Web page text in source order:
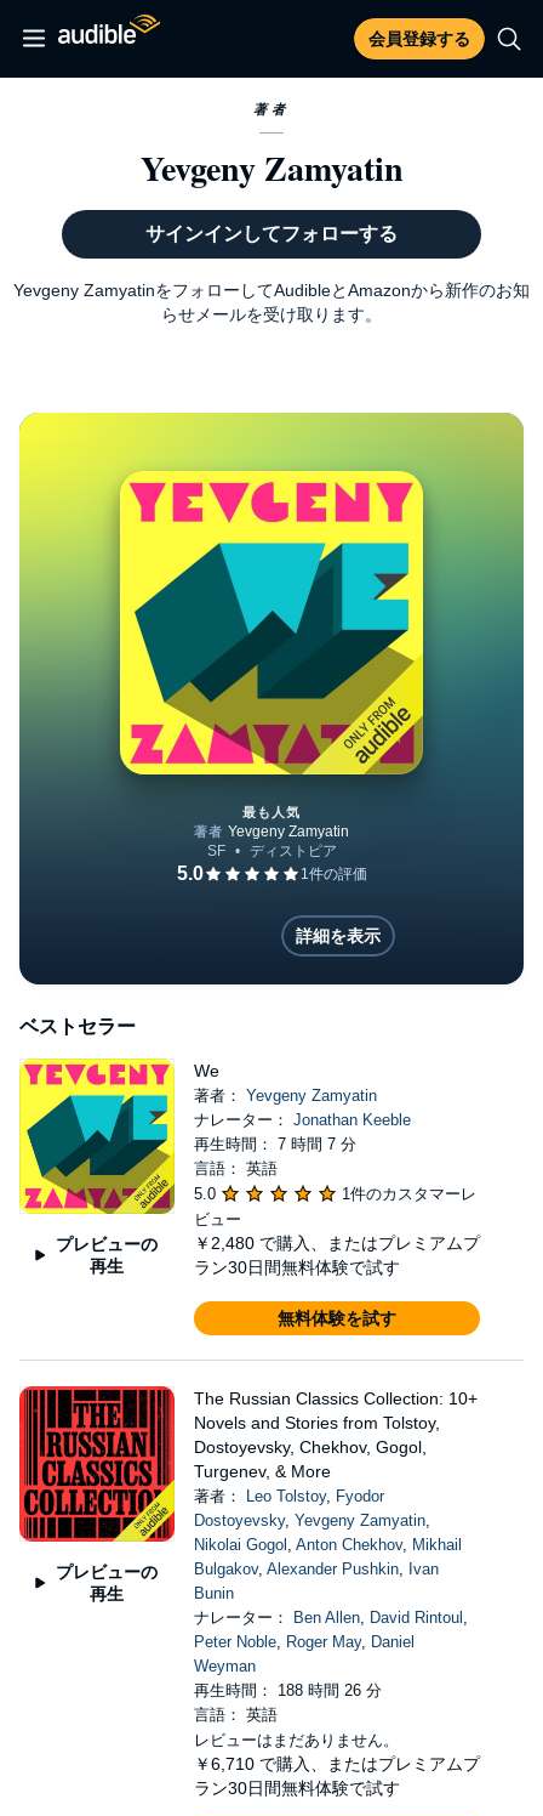
会員登録する
著者
Yevgeny Zamyatin
サインインしてフォローする
Yevgeny ZamyatinをフォローしてAudibleとAmazonから新作のお知
らせメールを受け取ります。
We
最も人気
詳細を表示
ベストセラー
プレビューの
再生
We
著者： Yevgeny Zamyatin
ナレーター： Jonathan Keeble
再生時間： 7 時間 7 分
言語： 英語
5.0
1件のカスタマーレ
ビュー
￥2,480 で購入、またはプレミアムプ
ラン30日間無料体験で試す
無料体験を試す
プレビューの
再生
The Russian Classics Collection: 10+
Novels and Stories from Tolstoy,
Dostoyevsky, Chekhov, Gogol,
Turgenev, & More
著者： Leo Tolstoy, Fyodor
Dostoyevsky, Yevgeny Zamyatin,
Nikolai Gogol , Anton Chekhov, Mikhail
Bulgakov, Alexander Pushkin, Ivan
Bunin
ナレーター：
Ben Allen, David Rintoul ,
Peter Noble, Roger May, Daniel
Weyman
再生時間： 188 時間 26 分
言語： 英語
レビューはまだありません。
￥6,710 で購入、またはプレミアムプ
ラン30日間無料体験で試す